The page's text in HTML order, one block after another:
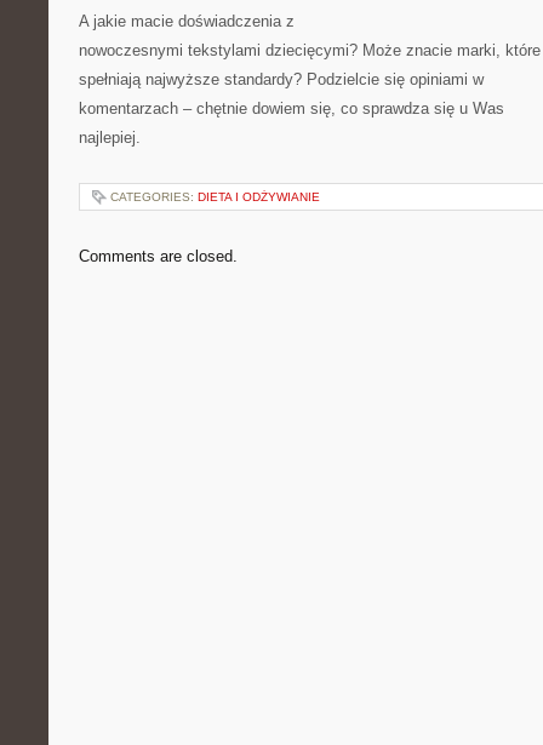
A jakie macie doświadczenia z
nowoczesnymi tekstylami dziecięcymi? Może znacie marki, które
spełniają najwyższe standardy? Podzielcie się opiniami w
komentarzach – chętnie dowiem się, co sprawdza się u Was
najlepiej.
CATEGORIES: DIETA I ODŻYWIANIE
Comments are closed.